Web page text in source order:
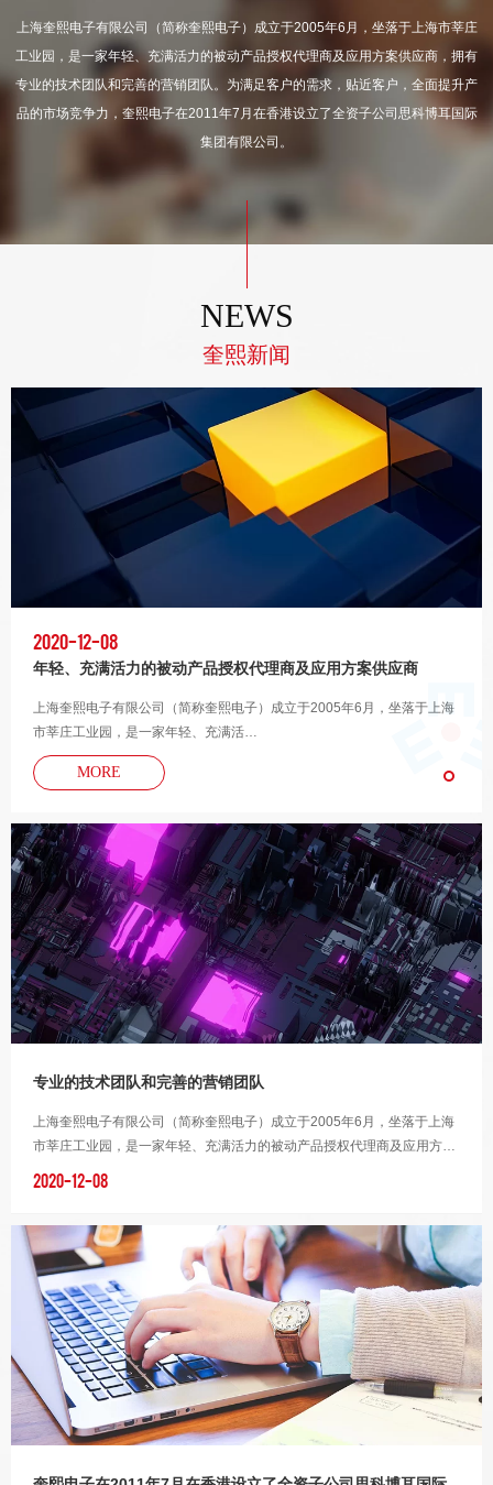
上海奎熙电子有限公司（简称奎熙电子）成立于2005年6月，坐落于上海市莘庄
工业园，是一家年轻、充满活力的被动产品授权代理商及应用方案供应商，拥有
专业的技术团队和完善的营销团队。为满足客户的需求，贴近客户，全面提升产
品的市场竞争力，奎熙电子在2011年7月在香港设立了全资子公司思科博耳国际
集团有限公司。
NEWS
奎熙新闻
2020-12-08
年轻、充满活力的被动产品授权代理商及应用方案供应商
上海奎熙电子有限公司（简称奎熙电子）成立于2005年6月，坐落于上海
市莘庄工业园，是一家年轻、充满活…
MORE
专业的技术团队和完善的营销团队
上海奎熙电子有限公司（简称奎熙电子）成立于2005年6月，坐落于上海
市莘庄工业园，是一家年轻、充满活力的被动产品授权代理商及应用方案
2020-12-08